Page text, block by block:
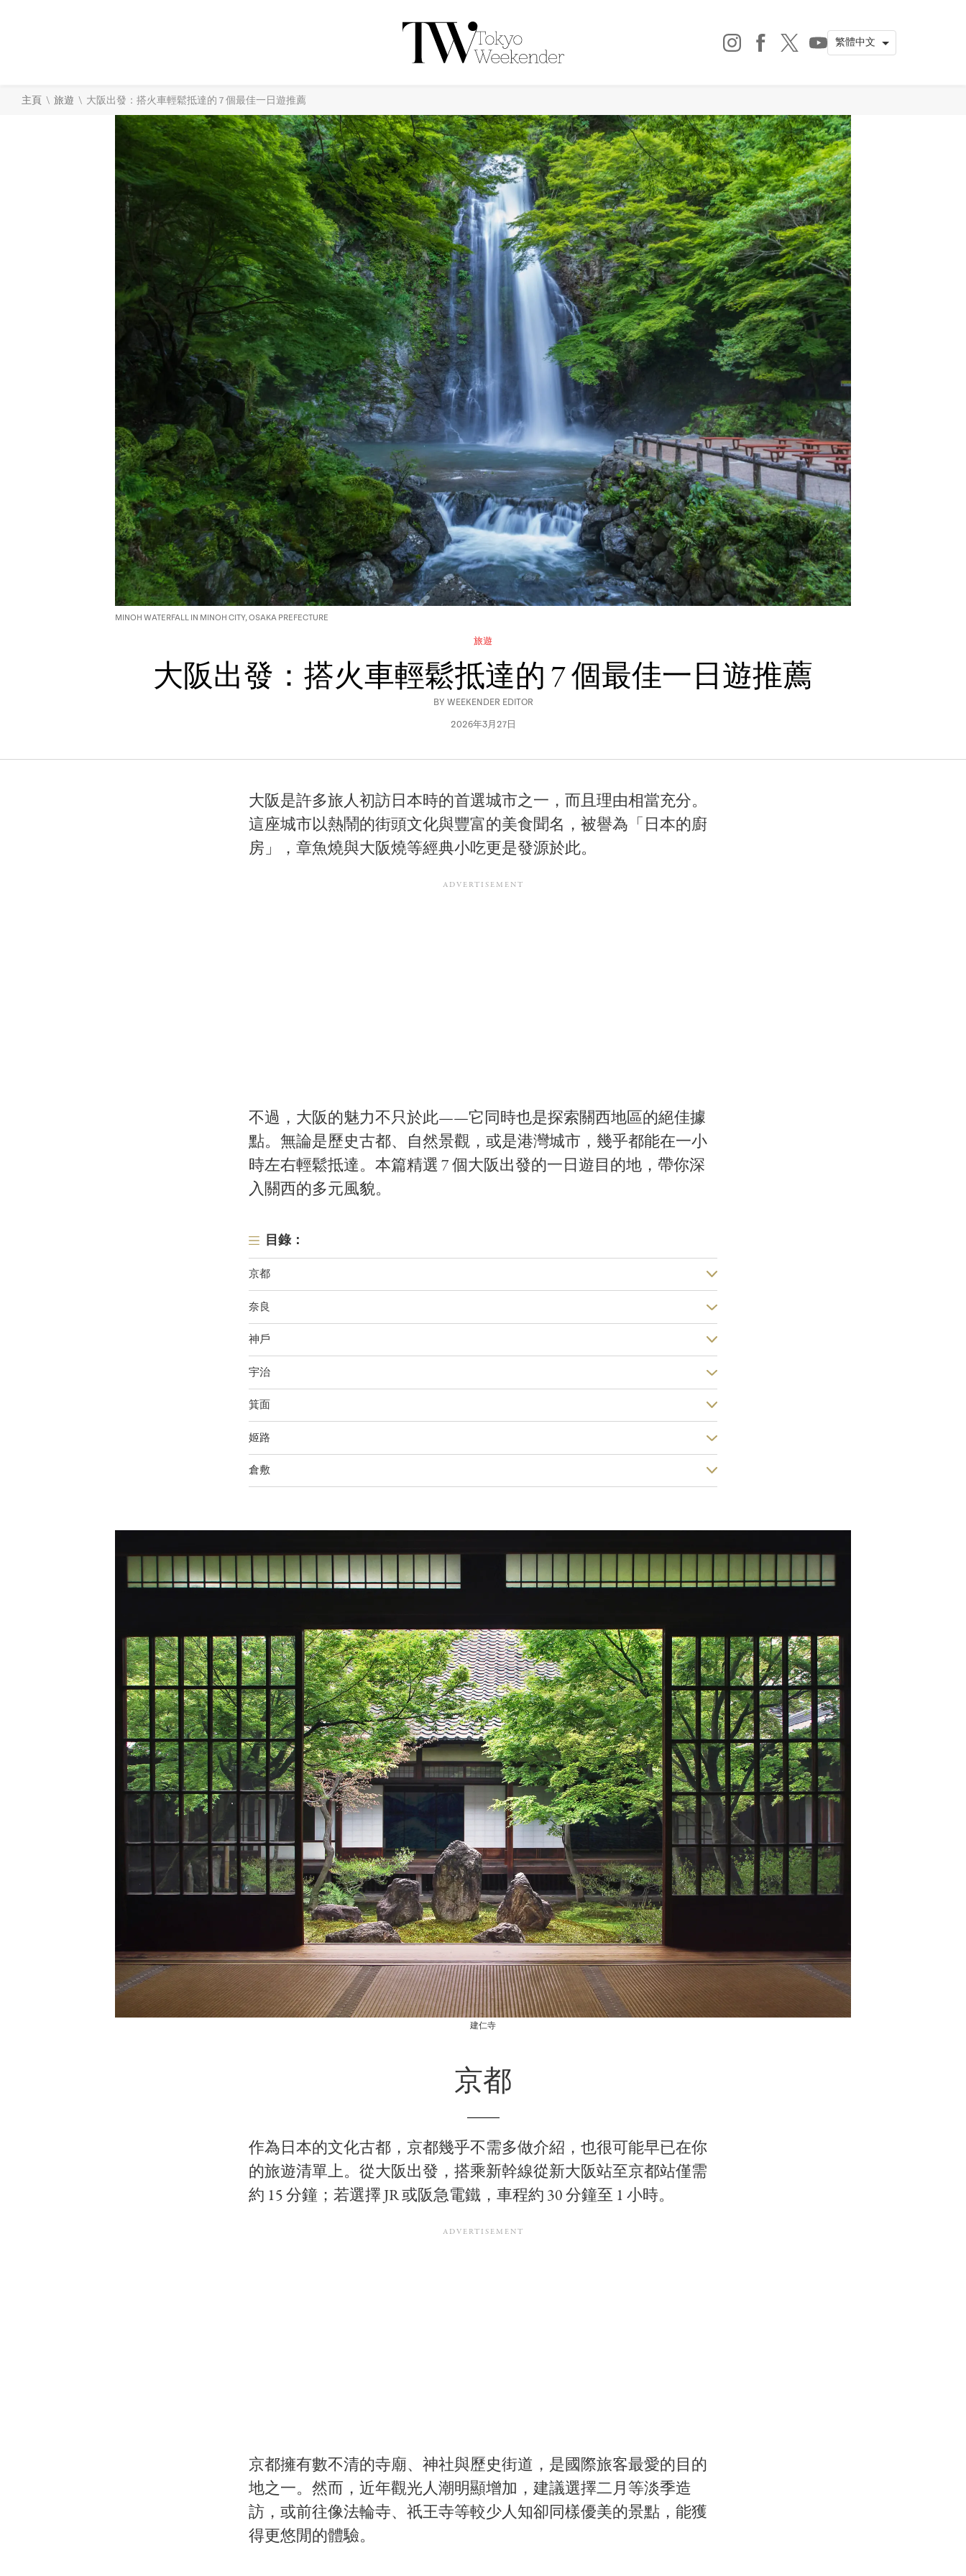
主頁 \ 旅遊 \ 大阪出發：搭火車輕鬆抵達的 7 個最佳一日遊推薦
MINOH WATERFALL IN MINOH CITY, OSAKA PREFECTURE
旅遊
大阪出發：搭火車輕鬆抵達的 7 個最佳一日遊推薦
BY WEEKENDER EDITOR
2026年3月27日
大阪是許多旅人初訪日本時的首選城市之一，而且理由相當充分。
這座城市以熱鬧的街頭文化與豐富的美食聞名，被譽為「日本的廚
房」，章魚燒與大阪燒等經典小吃更是發源於此。
不過，大阪的魅力不只於此——它同時也是探索關西地區的絕佳據
點。無論是歷史古都、自然景觀，或是港灣城市，幾乎都能在一小
時左右輕鬆抵達。本篇精選 7 個大阪出發的一日遊目的地，帶你深
入關西的多元風貌。
目錄：
京都
奈良
神戶
宇治
箕面
姬路
倉敷
建仁寺
京都
作為日本的文化古都，京都幾乎不需多做介紹，也很可能早已在你
的旅遊清單上。從大阪出發，搭乘新幹線從新大阪站至京都站僅需
約 15 分鐘；若選擇 JR 或阪急電鐵，車程約 30 分鐘至 1 小時。
京都擁有數不清的寺廟、神社與歷史街道，是國際旅客最愛的目的
地之一。然而，近年觀光人潮明顯增加，建議選擇二月等淡季造
訪，或前往像法輪寺、祇王寺等較少人知卻同樣優美的景點，能獲
得更悠閒的體驗。